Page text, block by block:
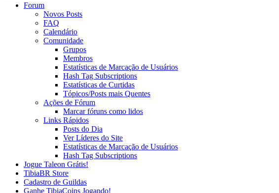
Forum
Novos Posts
FAQ
Calendário
Comunidade
Grupos
Membros
Estatísticas de Marcação de Usuários
Hash Tag Subscriptions
Estatísticas de Curtidas
Tópicos/Posts mais Quentes
Ações de Fórum
Marcar fóruns como lidos
Links Rápidos
Posts do Dia
Ver Líderes do Site
Estatísticas de Marcação de Usuários
Hash Tag Subscriptions
Jogue Taleon Grátis!
TibiaBR Store
Cadastro de Guildas
Ganhe TibiaCoins Jogando!